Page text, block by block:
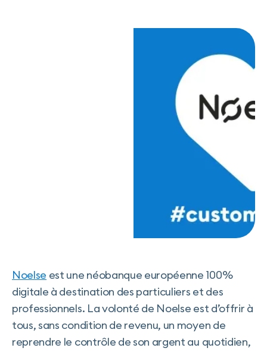
Noelse est une néobanque européenne 100%
digitale à destination des particuliers et des
professionnels. La volonté de Noelse est d’offrir à
tous, sans condition de revenu, un moyen de
reprendre le contrôle de son argent au quotidien,